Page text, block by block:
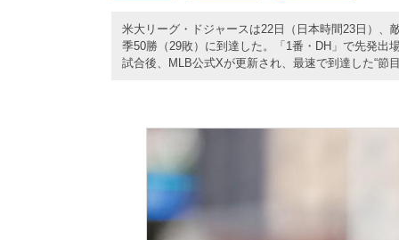
米大リーグ・ドジャースは22日（日本時間23日）、
季50勝（29敗）に到達した。「1番・DH」で先発出
試合後、MLB公式Xが更新され、最速で到達した“節